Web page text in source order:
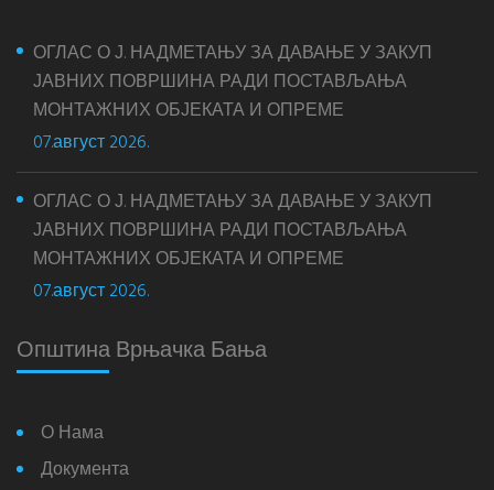
ОГЛАС О Ј. НАДМЕТАЊУ ЗА ДАВАЊЕ У ЗАКУП
ЈАВНИХ ПОВРШИНА РАДИ ПОСТАВЉАЊА
МОНТАЖНИХ ОБЈЕКАТА И ОПРЕМЕ
07.август 2026.
ОГЛАС О Ј. НАДМЕТАЊУ ЗА ДАВАЊЕ У ЗАКУП
ЈАВНИХ ПОВРШИНА РАДИ ПОСТАВЉАЊА
МОНТАЖНИХ ОБЈЕКАТА И ОПРЕМЕ
07.август 2026.
Општина Врњачка Бања
О Нама
Документа